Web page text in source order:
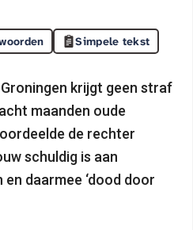
Simpele tekst
krijgt geen straf
maanden oude
oordeelde de rechter
schuldig is aan
daarmee ‘dood door